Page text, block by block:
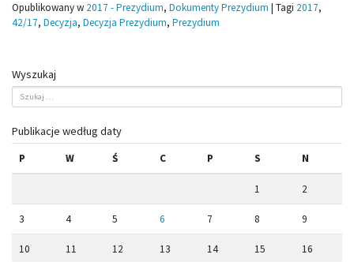
Opublikowany w 2017 - Prezydium, Dokumenty Prezydium | Tagi 2017,
42/17, Decyzja, Decyzja Prezydium, Prezydium
Wyszukaj
Publikacje według daty
P W Ś C P S N
1 2
3 4 5 6 7 8 9
10 11 12 13 14 15 16